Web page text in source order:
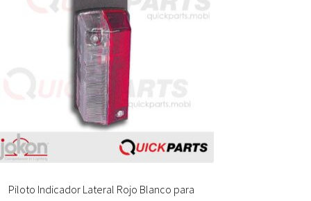
Piloto Indicador Lateral Rojo Blanco para